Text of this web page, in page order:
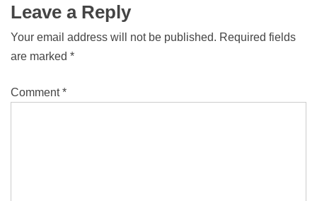
Leave a Reply
Your email address will not be published. Required fields
are marked *
Comment*